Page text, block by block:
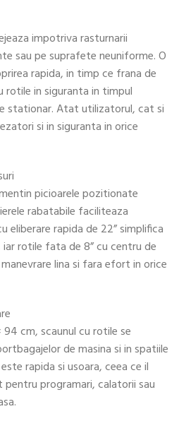
impotriva rasturnarii
sau pe suprafete neuniforme. O
rapida, in timp ce frana de
rotile in siguranta in timpul
stationar. Atat utilizatorul, cat si
si in siguranta in orice
picioarele pozitionate
rabatabile faciliteaza
eliberare rapida de 22” simplifica
rotile fata de 8” cu centru de
lina si fara efort in orice
cm, scaunul cu rotile se
de masina si in spatiile
rapida si usoara, ceea ce il
programari, calatorii sau